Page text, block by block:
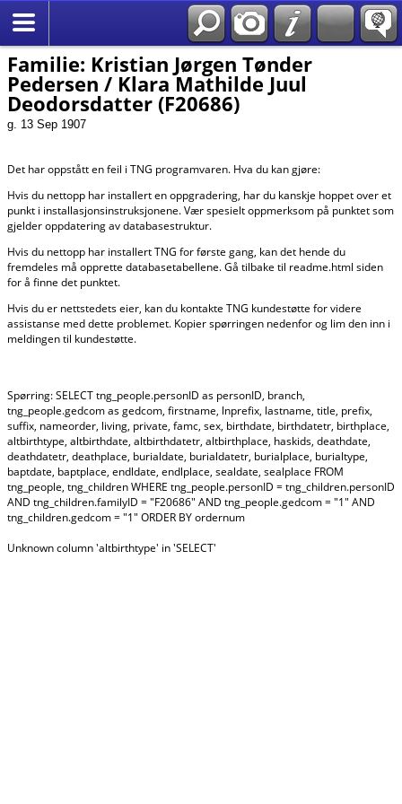
Familie: Kristian Jørgen Tønder
Pedersen / Klara Mathilde Juul
Deodorsdatter (F20686)
g. 13 Sep 1907
Det har oppstått en feil i TNG programvaren. Hva du kan gjøre:
Hvis du nettopp har installert en oppgradering, har du kanskje hoppet over et
punkt i installasjonsinstruksjonene. Vær spesielt oppmerksom på punktet som
gjelder oppdatering av databasestruktur.
Hvis du nettopp har installert TNG for første gang, kan det hende du
fremdeles må opprette databasetabellene. Gå tilbake til readme.html siden
for å finne det punktet.
Hvis du er nettstedets eier, kan du kontakte TNG kundestøtte for videre
assistanse med dette problemet. Kopier spørringen nedenfor og lim den inn i
meldingen til kundestøtte.
Spørring: SELECT tng_people.personID as personID, branch,
tng_people.gedcom as gedcom, firstname, lnprefix, lastname, title, prefix,
suffix, nameorder, living, private, famc, sex, birthdate, birthdatetr, birthplace,
altbirthtype, altbirthdate, altbirthdatetr, altbirthplace, haskids, deathdate,
deathdatetr, deathplace, burialdate, burialdatetr, burialplace, burialtype,
baptdate, baptplace, endldate, endlplace, sealdate, sealplace FROM
tng_people, tng_children WHERE tng_people.personID = tng_children.personID
AND tng_children.familyID = "F20686" AND tng_people.gedcom = "1" AND
tng_children.gedcom = "1" ORDER BY ordernum
Unknown column 'altbirthtype' in 'SELECT'